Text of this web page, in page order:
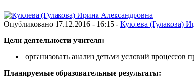
Опубликовано 17.12.2016 - 16:15 - Куклева (Гулакова)
Цели деятельности учителя:
организовать анализ детьми условий процессов
Планируемые образовательные результаты: